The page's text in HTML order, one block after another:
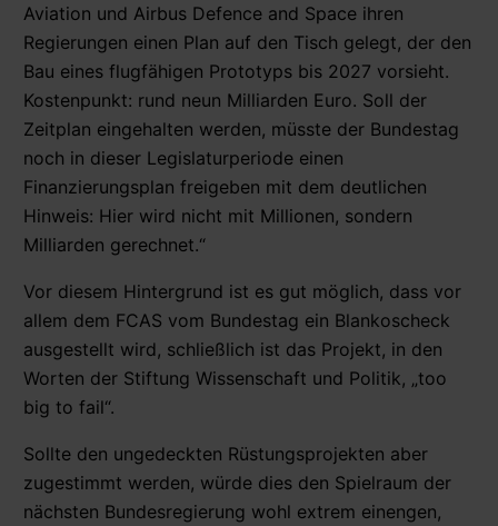
Aviation und Airbus Defence and Space ihren
Regierungen einen Plan auf den Tisch gelegt, der den
Bau eines flugfähigen Prototyps bis 2027 vorsieht.
Kostenpunkt: rund neun Milliarden Euro. Soll der
Zeitplan eingehalten werden, müsste der Bundestag
noch in dieser Legislaturperiode einen
Finanzierungsplan freigeben mit dem deutlichen
Hinweis: Hier wird nicht mit Millionen, sondern
Milliarden gerechnet.“
Vor diesem Hintergrund ist es gut möglich, dass vor
allem dem FCAS vom Bundestag ein Blankoscheck
ausgestellt wird, schließlich ist das Projekt, in den
Worten der Stiftung Wissenschaft und Politik, „too
big to fail“.
Sollte den ungedeckten Rüstungsprojekten aber
zugestimmt werden, würde dies den Spielraum der
nächsten Bundesregierung wohl extrem einengen,